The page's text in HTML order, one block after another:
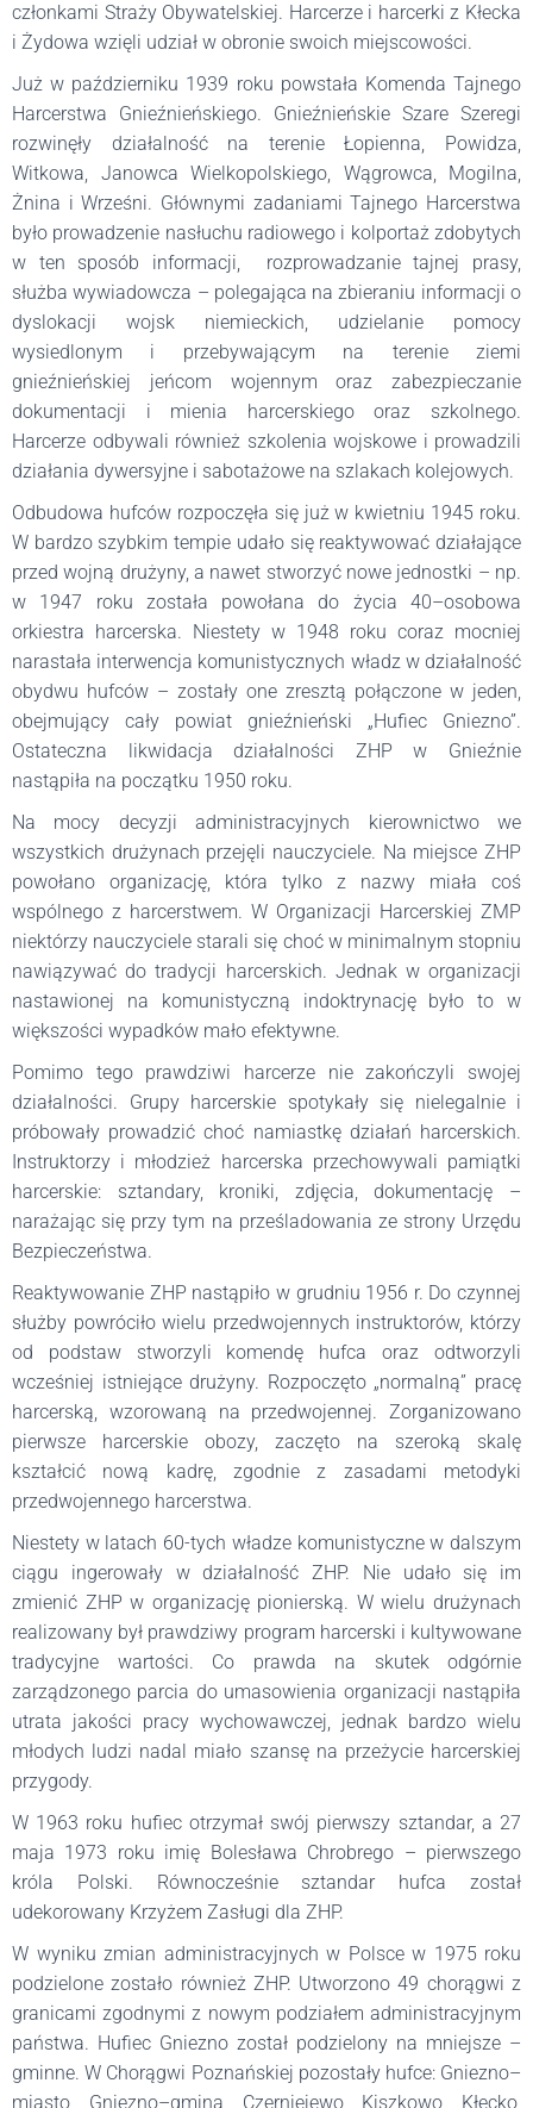
członkami Straży Obywatelskiej. Harcerze i harcerki z Kłecka
i Żydowa wzięli udział w obronie swoich miejscowości.
Już w październiku 1939 roku powstała Komenda Tajnego
Harcerstwa Gnieźnieńskiego. Gnieźnieńskie Szare Szeregi
rozwinęły działalność na terenie Łopienna, Powidza,
Witkowa, Janowca Wielkopolskiego, Wągrowca, Mogilna,
Żnina i Wrześni. Głównymi zadaniami Tajnego Harcerstwa
było prowadzenie nasłuchu radiowego i kolportaż zdobytych
w ten sposób informacji, rozprowadzanie tajnej prasy,
służba wywiadowcza – polegająca na zbieraniu informacji o
dyslokacji wojsk niemieckich, udzielanie pomocy
wysiedlonym i przebywającym na terenie ziemi
gnieźnieńskiej jeńcom wojennym oraz zabezpieczanie
dokumentacji i mienia harcerskiego oraz szkolnego.
Harcerze odbywali również szkolenia wojskowe i prowadzili
działania dywersyjne i sabotażowe na szlakach kolejowych.
Odbudowa hufców rozpoczęła się już w kwietniu 1945 roku.
W bardzo szybkim tempie udało się reaktywować działające
przed wojną drużyny, a nawet stworzyć nowe jednostki – np.
w 1947 roku została powołana do życia 40–osobowa
orkiestra harcerska. Niestety w 1948 roku coraz mocniej
narastała interwencja komunistycznych władz w działalność
obydwu hufców – zostały one zresztą połączone w jeden,
obejmujący cały powiat gnieźnieński „Hufiec Gniezno”.
Ostateczna likwidacja działalności ZHP w Gnieźnie
nastąpiła na początku 1950 roku.
Na mocy decyzji administracyjnych kierownictwo we
wszystkich drużynach przejęli nauczyciele. Na miejsce ZHP
powołano organizację, która tylko z nazwy miała coś
wspólnego z harcerstwem. W Organizacji Harcerskiej ZMP
niektórzy nauczyciele starali się choć w minimalnym stopniu
nawiązywać do tradycji harcerskich. Jednak w organizacji
nastawionej na komunistyczną indoktrynację było to w
większości wypadków mało efektywne.
Pomimo tego prawdziwi harcerze nie zakończyli swojej
działalności. Grupy harcerskie spotykały się nielegalnie i
próbowały prowadzić choć namiastkę działań harcerskich.
Instruktorzy i młodzież harcerska przechowywali pamiątki
harcerskie: sztandary, kroniki, zdjęcia, dokumentację –
narażając się przy tym na prześladowania ze strony Urzędu
Bezpieczeństwa.
Reaktywowanie ZHP nastąpiło w grudniu 1956 r. Do czynnej
służby powróciło wielu przedwojennych instruktorów, którzy
od podstaw stworzyli komendę hufca oraz odtworzyli
wcześniej istniejące drużyny. Rozpoczęto „normalną” pracę
harcerską, wzorowaną na przedwojennej. Zorganizowano
pierwsze harcerskie obozy, zaczęto na szeroką skalę
kształcić nową kadrę, zgodnie z zasadami metodyki
przedwojennego harcerstwa.
Niestety w latach 60-tych władze komunistyczne w dalszym
ciągu ingerowały w działalność ZHP. Nie udało się im
zmienić ZHP w organizację pionierską. W wielu drużynach
realizowany był prawdziwy program harcerski i kultywowane
tradycyjne wartości. Co prawda na skutek odgórnie
zarządzonego parcia do umasowienia organizacji nastąpiła
utrata jakości pracy wychowawczej, jednak bardzo wielu
młodych ludzi nadal miało szansę na przeżycie harcerskiej
przygody.
W 1963 roku hufiec otrzymał swój pierwszy sztandar, a 27
maja 1973 roku imię Bolesława Chrobrego – pierwszego
króla Polski. Równocześnie sztandar hufca został
udekorowany Krzyżem Zasługi dla ZHP.
W wyniku zmian administracyjnych w Polsce w 1975 roku
podzielone zostało również ZHP. Utworzono 49 chorągwi z
granicami zgodnymi z nowym podziałem administracyjnym
państwa. Hufiec Gniezno został podzielony na mniejsze –
gminne. W Chorągwi Poznańskiej pozostały hufce: Gniezno–
miasto, Gniezno–gmina, Czerniejewo, Kiszkowo, Kłecko,